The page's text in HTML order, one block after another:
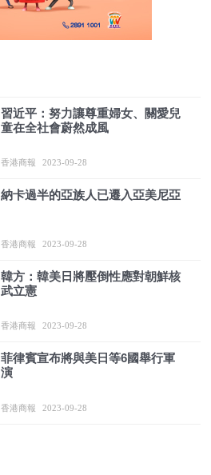
習近平：努力讓尊重婦女、關愛兒
童在全社會蔚然成風
香港商報 2023-09-28
納卡過半的亞族人已遷入亞美尼亞
香港商報 2023-09-28
韓方：韓美日將壓倒性應對朝鮮核
武立憲
香港商報 2023-09-28
菲律賓宣布將與美日等6國舉行軍
演
香港商報 2023-09-28